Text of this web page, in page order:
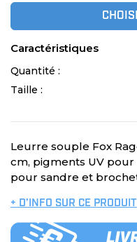
Caractéristiques
Quantité :
Taille :
Leurre souple Fox
cm, pigments UV
pour sandre et
+ D’INFO SUR CE PRODUIT